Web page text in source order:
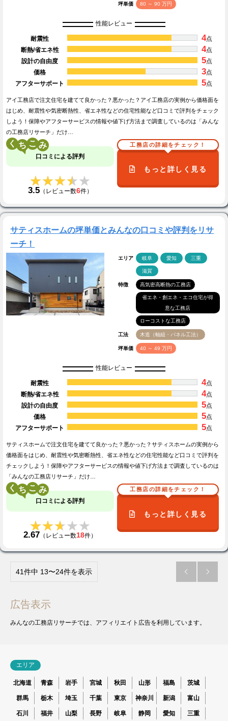
坪単価 80 ～ 90 万円
性能レビュー
耐震性 4点
断熱/省エネ性
4点
設計の自由度
5点
価格
3点
アフターサポート
5点
アイ工務店で注文住宅を建てて良かった？悪かった？アイ工務店の実例から価格面を
はじめ、耐震性や気密断熱性、省エネ性などの住宅性能など口コミで評判をチェック
しよう！保障やアフターサービスの情報や値下げ方法まで調査しているのは「みんな
の工務店リサーチ」だけ…
く こ
口コミによる評判
★★★★★
★★★★★
3.5（レビュー数6件）
工務店の詳細をチェック！
もっと詳しく見る
サティスホームの坪単価とみんなの口コミや評判をリサ
ーチ！
エリア 岐阜 愛知 三重
滋賀
特徴 高気密高断熱の工務店
省エネ・創エネ・エコ住宅が得
意な工務店
ローコストな工務店
工法 木造（軸組・パネル工法）
坪単価 40 ～ 49 万円
性能レビュー
耐震性 4点
断熱/省エネ性
4点
設計の自由度
5点
価格
5点
アフターサポート
5点
サティスホームで注文住宅を建てて良かった？悪かった？サティスホームの実例から
価格面をはじめ、耐震性や気密断熱性、省エネ性などの住宅性能など口コミで評判を
チェックしよう！保障やアフターサービスの情報や値下げ方法まで調査しているのは
「みんなの工務店リサーチ」だけ…
く こ
口コミによる評判
★★★★★
★★★★★
2.67 （レビュー数18件）
工務店の詳細をチェック！
もっと詳しく見る
41件中 13〜24件を表示  
広告表示
みんなの工務店リサーチでは、アフィリエイト広告を利用しています。
エリア
北海道 青森 岩手 宮城 秋田 山形 福島 茨城
群馬 栃木 埼玉 千葉 東京 神奈川 新潟 富山
石川 福井 山梨 長野 岐阜 静岡 愛知 三重